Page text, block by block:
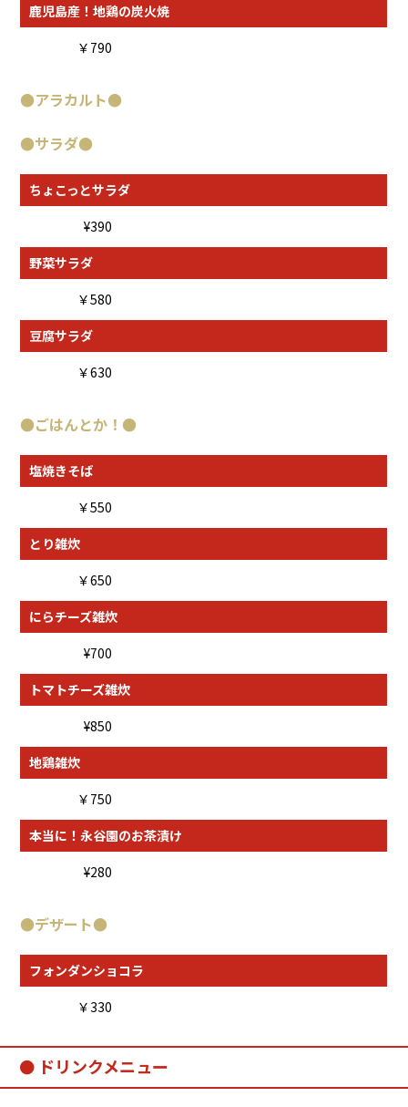
鹿児島産！地鶏の炭火焼
￥790
●アラカルト●
●サラダ●
ちょこっとサラダ
¥390
野菜サラダ
￥580
豆腐サラダ
￥630
●ごはんとか！ ●
塩焼きそば
￥550
とり雑炊
￥650
にらチーズ雑炊
¥700
トマトチーズ雑炊
¥850
地鶏雑炊
￥750
本当に！永谷園のお茶漬け
¥280
●デザート●
フォンダンショコラ
￥330
ドリンクメニュー